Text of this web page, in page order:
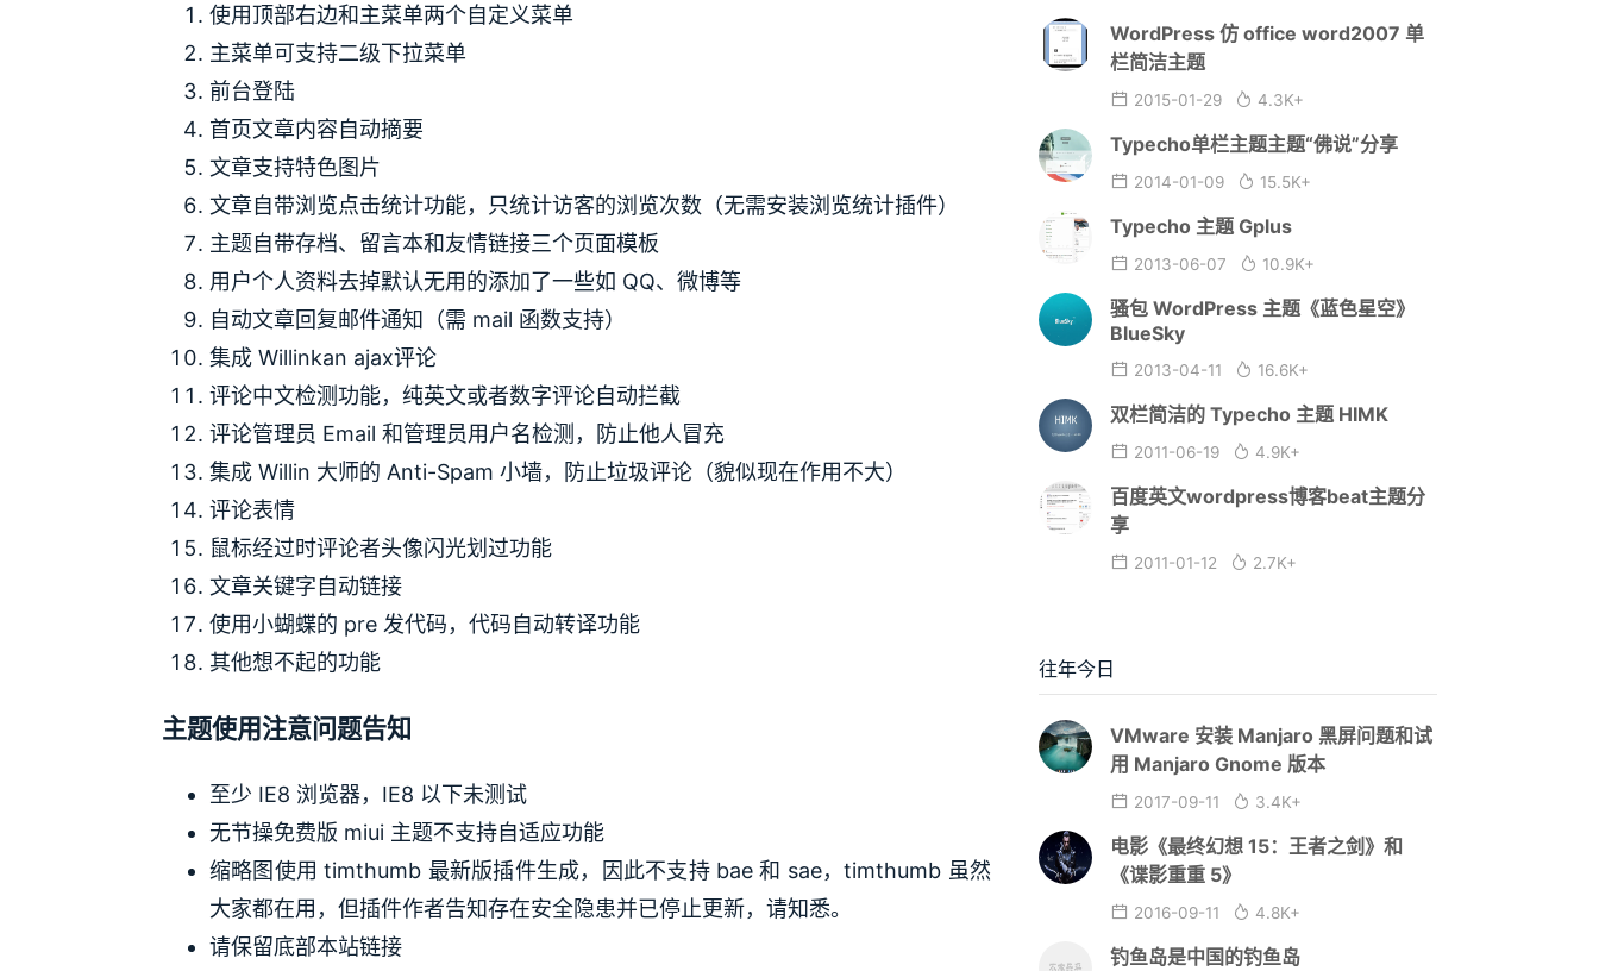
使用顶部右边和主菜单两个自定义菜单
主菜单可支持二级下拉菜单
前台登陆
首页文章内容自动摘要
文章支持特色图片
文章自带浏览点击统计功能，只统计访客的浏览次数（无需安装浏览统计插件）
主题自带存档、留言本和友情链接三个页面模板
用户个人资料去掉默认无用的添加了一些如 QQ、微博等
自动文章回复邮件通知（需 mail 函数支持）
集成 Willinkan ajax评论
评论中文检测功能，纯英文或者数字评论自动拦截
评论管理员 Email 和管理员用户名检测，防止他人冒充
集成 Willin 大师的 Anti-Spam 小墙，防止垃圾评论（貌似现在作用不大）
评论表情
鼠标经过时评论者头像闪光划过功能
文章关键字自动链接
使用小蝴蝶的 pre 发代码，代码自动转译功能
其他想不起的功能
主题使用注意问题告知
至少 IE8 浏览器，IE8 以下未测试
无节操免费版 miui 主题不支持自适应功能
缩略图使用 timthumb 最新版插件生成，因此不支持 bae 和 sae，timthumb 虽然
大家都在用，但插件作者告知存在安全隐患并已停止更新，请知悉。
请保留底部本站链接
WordPress 仿 office word2007 单
栏简洁主题
2015-01-29 4.3K+
Typecho单栏主题主题“佛说”分享
2014-01-09 15.5K+
Typecho 主题 Gplus
2013-06-07 10.9K+
骚包 WordPress 主题《蓝色星空》
BlueSky
2013-04-11 16.6K+
双栏简洁的 Typecho 主题 HIMK
2011-06-19 4.9K+
百度英文wordpress博客beat主题分
享
2011-01-12 2.7K+
往年今日
VMware 安装 Manjaro 黑屏问题和试
用 Manjaro Gnome 版本
2017-09-11 3.4K+
电影《最终幻想 15：王者之剑》和
《谍影重重 5》
2016-09-11 4.8K+
钓鱼岛是中国的钓鱼岛